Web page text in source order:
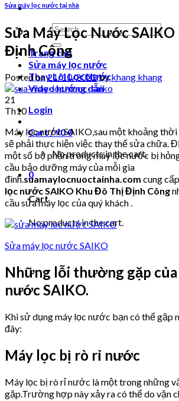
Search
for:
Trang chủ
Sửa máy lọc nước
Thay Lõi Lọc Nước
Video hướng dẫn
Login
Cart /₫00
No products in the cart.
0
Cart
No products in the cart.
Sửa máy lọc nước tại nhà
Sửa Máy Lọc Nước
Định Công
Posted on21/10/2022bykhang khang
21
Th10
Máy lọc nước SAIKO,sau một khoảng thời
sẽ phải thực hiện việc thay thế sửa chữa.
một số bộ phận trong máy lọc nước bị
cầu bảo dưỡng máy của mỗi gia
đình.suamaylocnuoctainha.com cung
lọc nước SAIKO Khu Đô Thị Định Công
cầu sửa máy lọc của quý khách .
Sửa máy lọc nước SAIKO
Những lỗi thường gặp của
nước SAIKO.
Khi sử dụng máy lọc nước bạn có thể gặp
đây:
Máy lọc bị rò rỉ nước
Máy lọc bị rò rỉ nước là một trong những
gặp.Trường hợp này xảy ra có thể do vặn